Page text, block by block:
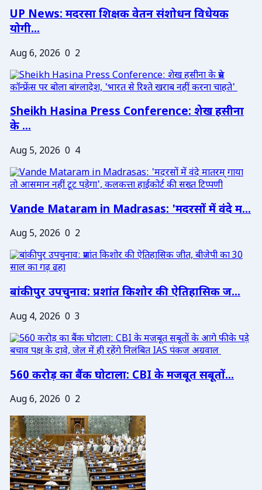
UP News: मदरसा शिक्षक वेतन संशोधन विधेयक
योगी...
Aug 6, 2026 0 2
Sheikh Hasina Press Conference: शेख हसीना
के ...
Aug 5, 2026 0 4
Vande Mataram in Madrasas: 'मदरसों में वंदे म...
Aug 5, 2026 0 2
बांकीपुर उपचुनाव: प्रशांत किशोर की ऐतिहासिक ज...
Aug 4, 2026 0 3
560 करोड़ का बैंक घोटाला: CBI के मजबूत सबूतों...
Aug 6, 2026 0 2